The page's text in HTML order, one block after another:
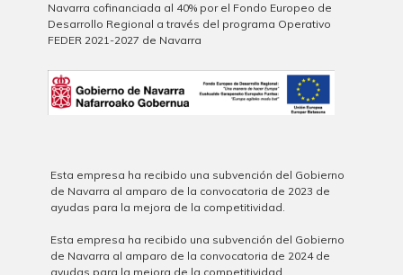
Navarra cofinanciada al 40% por el Fondo Europeo de
Desarrollo Regional a través del programa Operativo
FEDER 2021-2027 de Navarra
Esta empresa ha recibido una subvención del Gobierno
de Navarra al amparo de la convocatoria de 2023 de
ayudas para la mejora de la competitividad.
Esta empresa ha recibido una subvención del Gobierno
de Navarra al amparo de la convocatoria de 2024 de
ayudas para la mejora de la competitividad.